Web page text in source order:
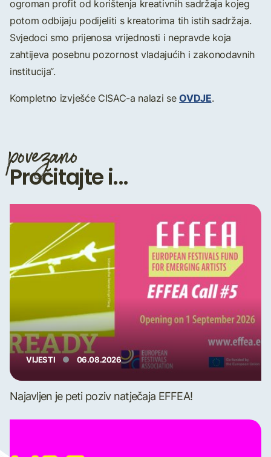
ogroman profit od korištenja kreativnih sadržaja kojeg
potom odbijaju podijeliti s kreatorima tih istih sadržaja.
Svjedoci smo prijenosa vrijednosti i nepravde koja
zahtijeva posebnu pozornost vladajućih i zakonodavnih
institucija“.
Kompletno izvješće CISAC-a nalazi seOVDJE.
povezano
Pročitajte i...
VIJESTI 06.08.2026
Najavljen je peti poziv natječaja EFFEA!